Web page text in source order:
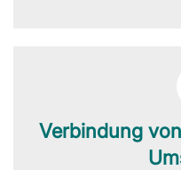
Verbindung